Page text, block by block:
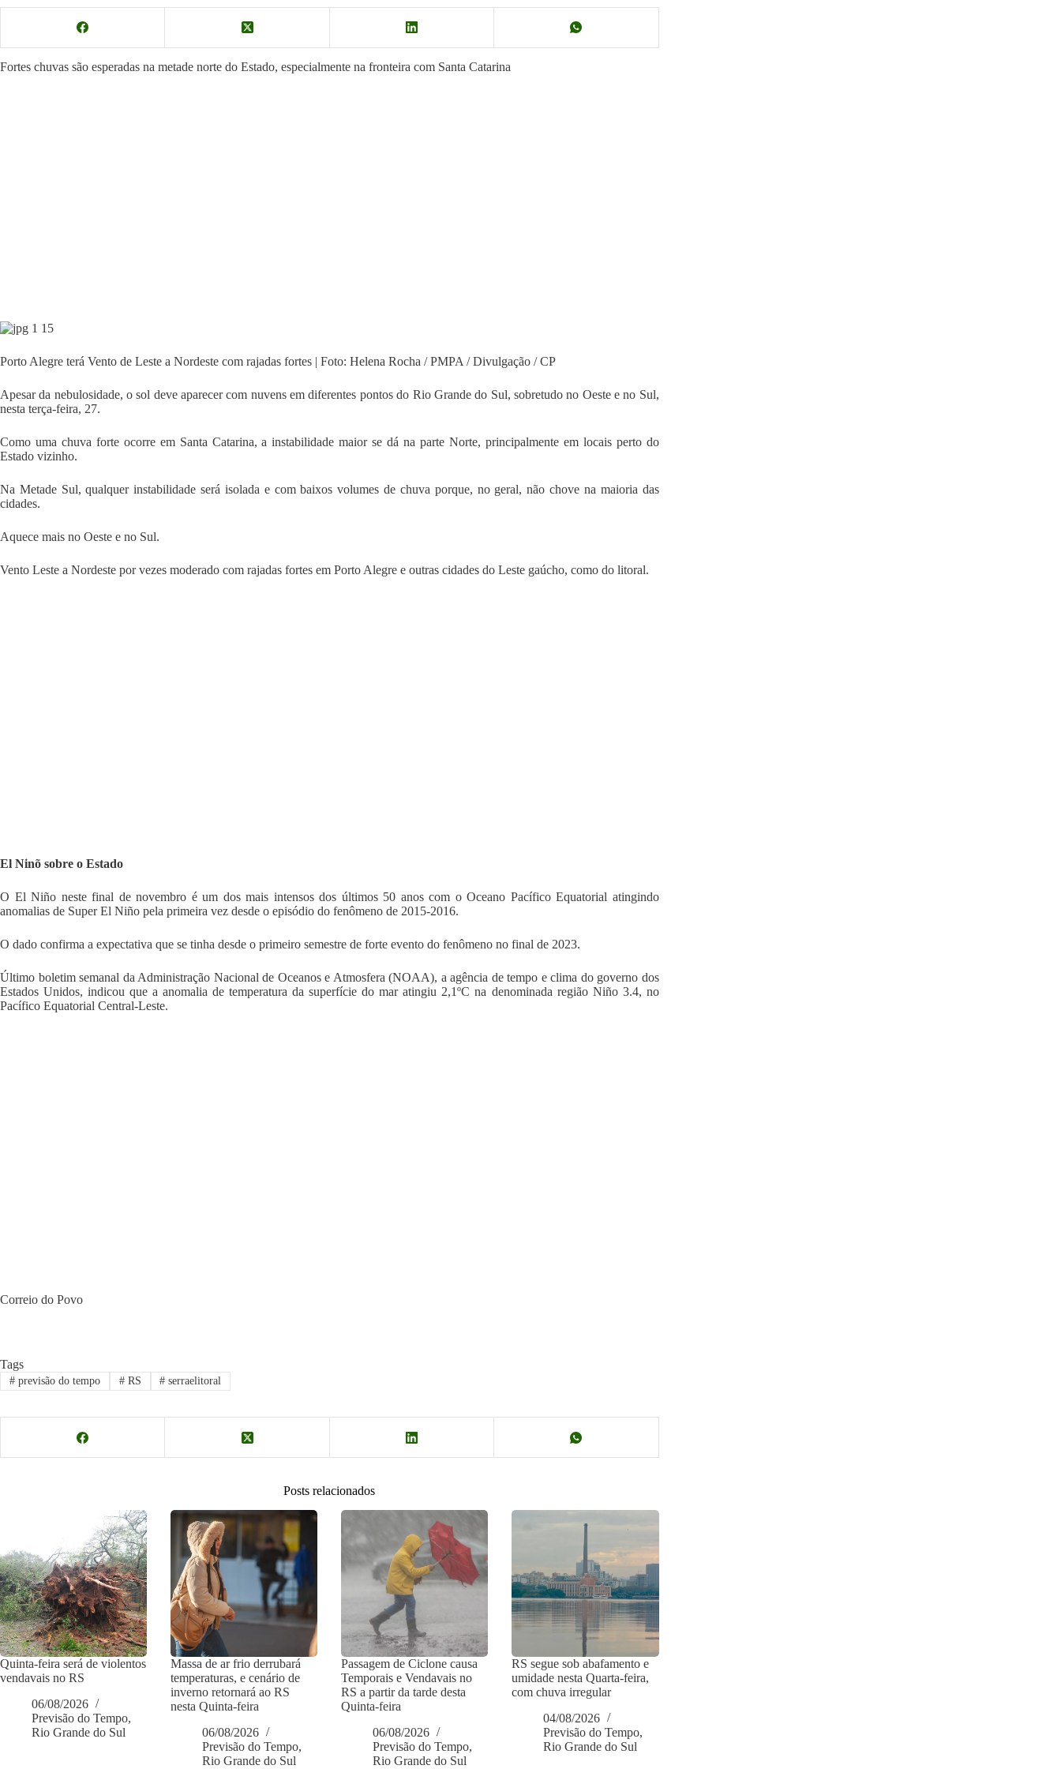
Fortes chuvas são esperadas na metade norte do Estado, especialmente na fronteira com Santa Catarina
Porto Alegre terá Vento de Leste a Nordeste com rajadas fortes | Foto: Helena Rocha / PMPA / Divulgação / CP
Apesar da nebulosidade, o sol deve aparecer com nuvens em diferentes pontos do Rio Grande do Sul, sobretudo no Oeste e no Sul,
nesta terça-feira, 27.
Como uma chuva forte ocorre em Santa Catarina, a instabilidade maior se dá na parte Norte, principalmente em locais perto do
Estado vizinho.
Na Metade Sul, qualquer instabilidade será isolada e com baixos volumes de chuva porque, no geral, não chove na maioria das
cidades.
Aquece mais no Oeste e no Sul.
Vento Leste a Nordeste por vezes moderado com rajadas fortes em Porto Alegre e outras cidades do Leste gaúcho, como do litoral.
El Ninõ sobre o Estado
O El Niño neste final de novembro é um dos mais intensos dos últimos 50 anos com o Oceano Pacífico Equatorial atingindo
anomalias de Super El Niño pela primeira vez desde o episódio do fenômeno de 2015-2016.
O dado confirma a expectativa que se tinha desde o primeiro semestre de forte evento do fenômeno no final de 2023.
Último boletim semanal da Administração Nacional de Oceanos e Atmosfera (NOAA), a agência de tempo e clima do governo dos
Estados Unidos, indicou que a anomalia de temperatura da superfície do mar atingiu 2,1ºC na denominada região Niño 3.4, no
Pacífico Equatorial Central-Leste.
Correio do Povo
Tags
#previsão do tempo #RS # serraelitoral
Posts relacionados
Quinta-feira será de violentos
vendavais no RS
06/08/2026
Previsão do Tempo,
Rio Grande do Sul
Massa de ar frio derrubará
temperaturas, e cenário de
inverno retornará ao RS
nesta Quinta-feira
06/08/2026
Previsão do Tempo,
Rio Grande do Sul
Passagem de Ciclone causa
Temporais e Vendavais no
RS a partir da tarde desta
Quinta-feira
06/08/2026
Previsão do Tempo,
Rio Grande do Sul
RS segue sob abafamento e
umidade nesta Quarta-feira,
com chuva irregular
04/08/2026
Previsão do Tempo,
Rio Grande do Sul